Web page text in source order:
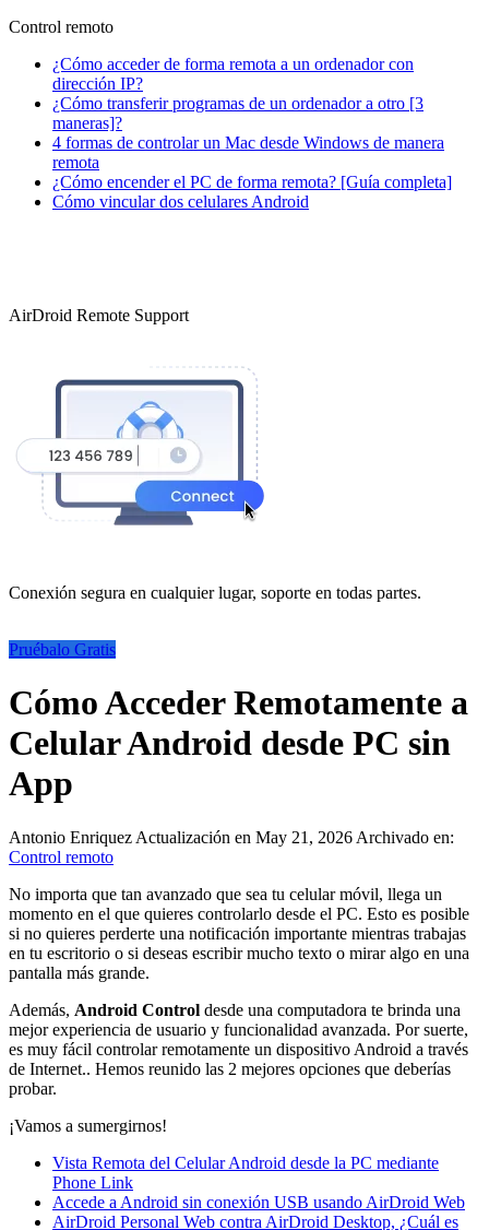
Control remoto
¿Cómo acceder de forma remota a un ordenador con
dirección IP?
¿Cómo transferir programas de un ordenador a otro [3
maneras]?
4 formas de controlar un Mac desde Windows de manera
remota
¿Cómo encender el PC de forma remota? [Guía completa]
Cómo vincular dos celulares Android
AirDroid Remote Support
Conexión segura en cualquier lugar, soporte en todas partes.
Pruébalo Gratis
Cómo Acceder Remotamente a
Celular Android desde PC sin
App
Antonio Enriquez Actualización en May 21, 2026 Archivado en:
Control remoto
No importa que tan avanzado que sea tu celular móvil, llega un
momento en el que quieres controlarlo desde el PC. Esto es posible
si no quieres perderte una notificación importante mientras trabajas
en tu escritorio o si deseas escribir mucho texto o mirar algo en una
pantalla más grande.
Además, Android Control desde una computadora te brinda una
mejor experiencia de usuario y funcionalidad avanzada. Por suerte,
es muy fácil controlar remotamente un dispositivo Android a través
de Internet.. Hemos reunido las 2 mejores opciones que deberías
probar.
¡Vamos a sumergirnos!
Vista Remota del Celular Android desde la PC mediante
Phone Link
Accede a Android sin conexión USB usando AirDroid Web
AirDroid Personal Web contra AirDroid Desktop, ¿Cuál es